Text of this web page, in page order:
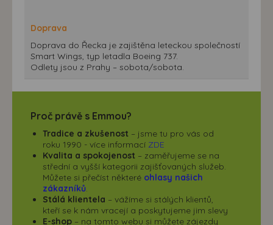
Doprava
Doprava do Řecka je zajištěna leteckou společností
Smart Wings, typ letadla Boeing 737.
Odlety jsou z Prahy – sobota/sobota.
Proč právě s Emmou?
Tradice a zkušenost – jsme tu pro vás od
roku 1990 - více informací ZDE
Kvalita a spokojenost – zaměřujeme se na
střední a vyšší kategorii zajišťovaných služeb.
Můžete si přečíst některé ohlasy našich
zákazníků.
Stálá klientela – vážíme si stálých klientů,
kteří se k nám vracejí a poskytujeme jim slevy
E-shop – na tomto webu si můžete zájezdy